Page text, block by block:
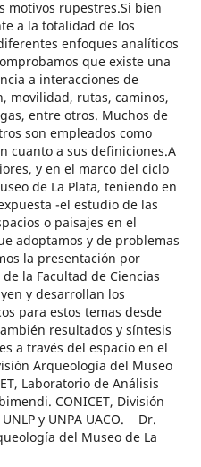
motivos rupestres.Si bien
a la totalidad de los
enfoques analíticos
que existe una
a interacciones de
movilidad, rutas, caminos,
entre otros. Muchos de
son empleados como
cuanto a sus definiciones.A
y en el marco del ciclo
de La Plata, teniendo en
-el estudio de las
o paisajes en el
adoptamos y de problemas
la presentación por
la Facultad de Ciencias
y desarrollan los
para estos temas desde
resultados y síntesis
a través del espacio en el
Arqueología del Museo
Laboratorio de Análisis
CONICET, División
y UNPA UACO. Dr.
del Museo de La